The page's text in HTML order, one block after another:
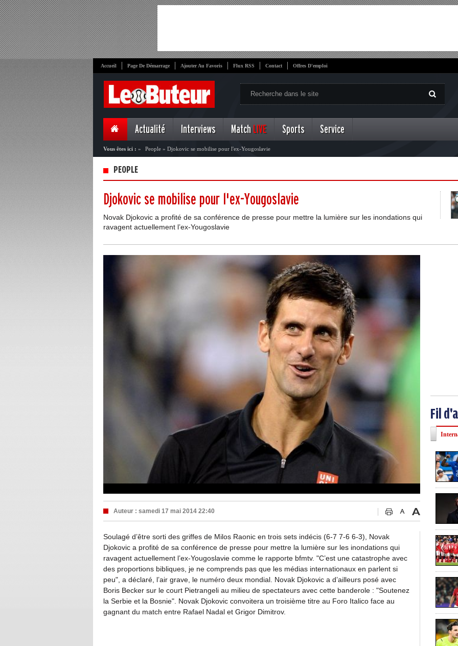
Accueil Page De Démarrage Ajouter Au Favoris Flux RSS Contact Offres D'emploi
Actualité Interviews Match LIVE Sports Service
Vous êtes ici : » People » Djokovic se mobilise pour l'ex-Yougoslavie
PEOPLE
Djokovic se mobilise pour l'ex-Yougoslavie
Novak Djokovic a profité de sa conférence de presse pour mettre la lumière sur les inondations qui
ravagent actuellement l’ex-Yougoslavie
Auteur : samedi 17 mai 2014 22:40
Soulagé d’être sorti des griffes de Milos Raonic en trois sets indécis (6-7 7-6 6-3), Novak
Djokovic a profité de sa conférence de presse pour mettre la lumière sur les inondations qui
ravagent actuellement l’ex-Yougoslavie comme le rapporte bfmtv. "C’est une catastrophe avec
des proportions bibliques, je ne comprends pas que les médias internationaux en parlent si
peu", a déclaré, l’air grave, le numéro deux mondial. Novak Djokovic a d’ailleurs posé avec
Boris Becker sur le court Pietrangeli au milieu de spectateurs avec cette banderole : "Soutenez
la Serbie et la Bosnie". Novak Djokovic convoitera un troisième titre au Foro Italico face au
gagnant du match entre Rafael Nadal et Grigor Dimitrov.
Fil